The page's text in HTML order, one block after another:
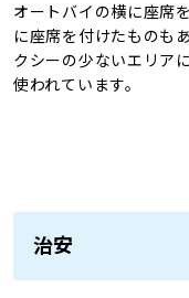
オートバイの横に座席
に座席を付けたものもあ
クシーの少ないエリア
使われています。
治安